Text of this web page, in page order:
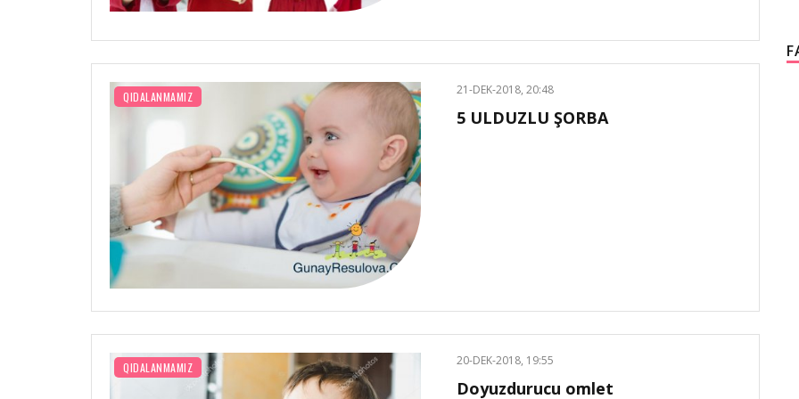
QIDALANMAMIZ 21-DEK-2018, 20:48
5 ULDUZLU ŞORBA
QIDALANMAMIZ 20-DEK-2018, 19:55
Doyuzdurucu omlet